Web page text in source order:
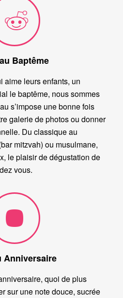
Baptême
aime leurs enfants, un
le baptême, nous sommes
s’impose une bonne fois
galerie de photos ou donner
Du classique au
mitzvah) ou musulmane,
le plaisir de dégustation de
vous.
Anniversaire
quoi de plus
sur une note douce, sucrée